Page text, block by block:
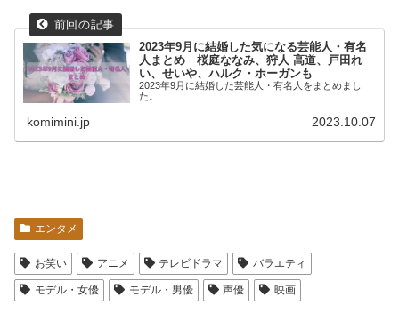
2023年9月に結婚した気になる芸能人・有名
人まとめ 桜庭ななみ、狩人 高道、戸田れ
い、せいや、ハルク・ホーガンも
2023年9月に結婚した芸能人・有名人をまとめまし
た。
komimini.jp 2023.10.07
エンタメ
お笑い アニメ テレビドラマ バラエティ
モデル・女優 モデル・男優 声優 映画